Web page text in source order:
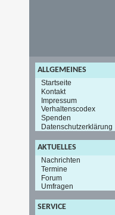
ALLGEMEINES
Startseite
Kontakt
Impressum
Verhaltenscodex
Spenden
Datenschutzerklärung
AKTUELLES
Nachrichten
Termine
Forum
Umfragen
SERVICE